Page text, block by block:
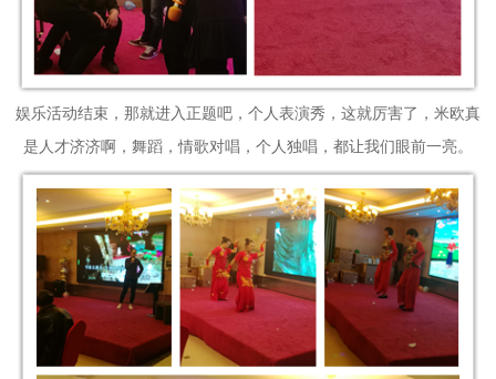
娱乐活动结束，那就进入正题吧，个人表演秀，这就厉害了，米欧真
是人才济济啊，舞蹈，情歌对唱，个人独唱，都让我们眼前一亮。